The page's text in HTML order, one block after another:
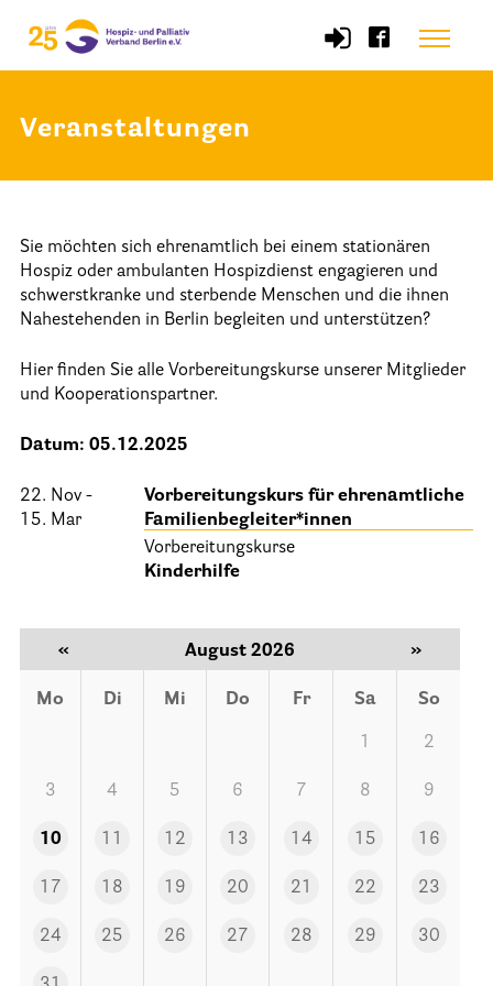
Menu
Start
Selbstverständnis und Leitsätze
Satzung des HPV Berlin e.V.
Mitgliedschaft im Verband
Vorstand des HPV Berlin
Mitgliederbereich (Intranet)
Informationen
Betreuung Zuhause
Betreuung im stationären Hospiz
Kinder und Jugendliche
Betreuung im Krankenhaus
Veranstaltungen
Sie möchten sich ehrenamtlich bei einem stationären
Hospiz oder ambulanten Hospizdienst engagieren und
schwerstkranke und sterbende Menschen und die ihnen
Nahestehenden in Berlin begleiten und unterstützen?
Hier finden Sie alle Vorbereitungskurse unserer Mitglieder
und Kooperationspartner.
Datum: 05.12.2025
22. Nov -
15. Mar
Vorbereitungskurs für ehrenamtliche
Familienbegleiter*innen
Vorbereitungskurse
Kinderhilfe
« August 2026 »
Mo Di Mi Do Fr Sa So
1 2
3 4 5 6 7 8 9
10 11 12 13 14 15 16
17 18 19 20 21 22 23
24 25 26 27 28 29 30